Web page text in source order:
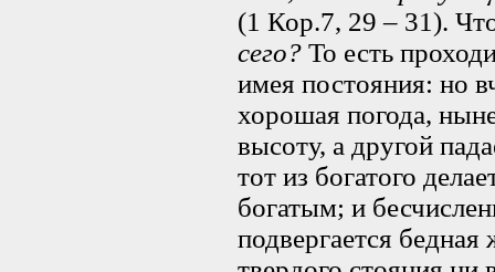
(1 Кор.7, 29 – 31).
сего? То есть
имея постояния: но
хорошая погода,
высоту, а другой
тот из богатого
богатым; и
подвергается